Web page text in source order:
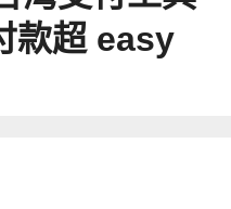
款超 easy